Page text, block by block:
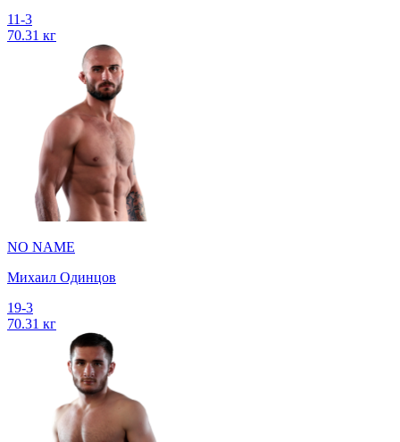
11-3
70.31 кг
NO NAME
Михаил Одинцов
19-3
70.31 кг